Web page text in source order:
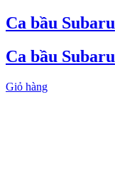
Ca bầu Subaru
Ca bầu Subaru
Giỏ hàng